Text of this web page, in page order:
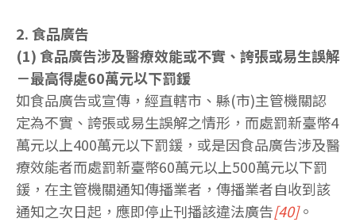
2. 食品廣告
(1) 食品廣告涉及醫療效能或不實、誇張或易生誤解
－最高得處60萬元以下罰鍰
如食品廣告或宣傳，經直轄市、縣(市)主管機關認
定為不實、誇張或易生誤解之情形，而處罰新臺幣4
萬元以上400萬元以下罰鍰，或是因食品廣告涉及醫
療效能者而處罰新臺幣60萬元以上500萬元以下罰
鍰，在主管機關通知傳播業者，傳播業者自收到該
通知之次日起，應即停止刊播該違法廣告[40]。